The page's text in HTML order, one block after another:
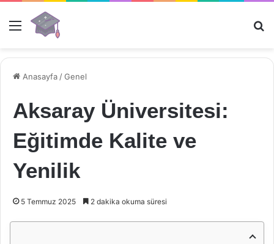
Menü
Anasayfa /Genel
Aksaray Üniversitesi:
Eğitimde Kalite ve
Yenilik
5 Temmuz 2025 2 dakika okuma süresi